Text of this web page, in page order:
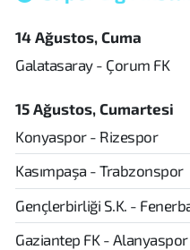
14 Ağustos, Cuma
Galatasaray - Çorum FK
15 Ağustos, Cumartesi
Konyaspor - Rizespor
Kasımpaşa - Trabzonspor
Gençlerbirliği S.K. -
Gaziantep FK - Alanyaspor